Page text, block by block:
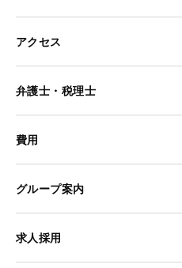
アクセス
弁護士・税理士
費用
グループ案内
求人採用